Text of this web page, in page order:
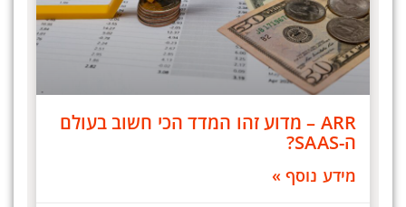
ARR – מדוע זהו המדד הכי חשוב בעולם
ה-SAAS?
מידע נוסף »